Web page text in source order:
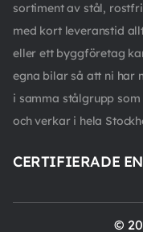
sortiment av stål,
med kort leveranstid
eller ett byggföretag
egna bilar så att ni har
i samma stålgrupp
och verkar i hela
CERTIFIERADE
©